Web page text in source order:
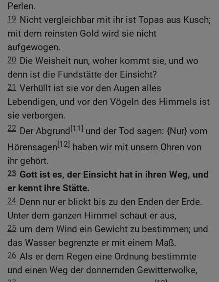
Perlen.
19 Nicht vergleichbar mit ihr ist Topas aus Kusch;
mit dem reinsten Gold wird sie nicht
aufgewogen.
20 Die Weisheit nun, woher kommt sie, und wo
denn ist die Fundstätte der Einsicht?
21 Verhüllt ist sie vor den Augen alles
Lebendigen, und vor den Vögeln des Himmels ist
sie verborgen.
22 Der Abgrund[11] und der Tod sagen: {Nur} vom
Hörensagen[12] haben wir mit unsern Ohren von
ihr gehört.
23 Gott ist es, der Einsicht hat in ihren Weg, und
er kennt ihre Stätte.
24 Denn nur er blickt bis zu den Enden der Erde.
Unter dem ganzen Himmel schaut er aus,
25 um dem Wind ein Gewicht zu bestimmen; und
das Wasser begrenzte er mit einem Maß.
26 Als er dem Regen eine Ordnung bestimmte
und einen Weg der donnernden Gewitterwolke,